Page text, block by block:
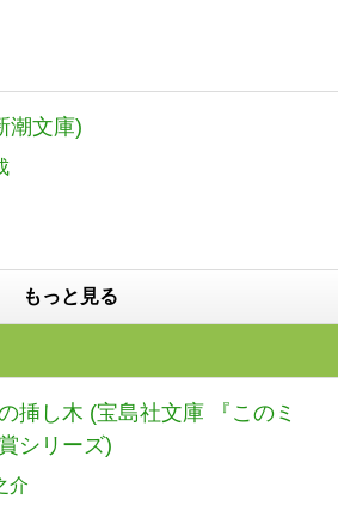
潮文庫)
もっと見る
挿し木 (宝島社文庫 『このミ
シリーズ)
介